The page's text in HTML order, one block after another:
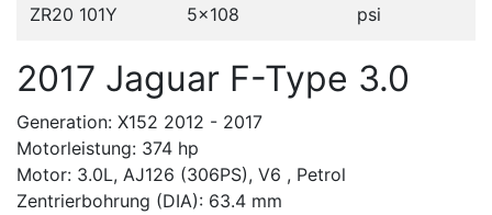
ZR20 101Y
5x108
psi
2017 Jaguar F-Type 3.0
Generation: X152 2012 - 2017
Motorleistung: 374 hp
Motor: 3.0L, AJ126 (306PS), V6 , Petrol
Zentrierbohrung (DIA): 63.4 mm